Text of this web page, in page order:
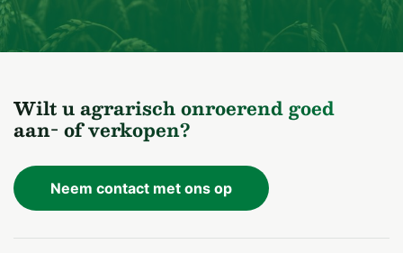
Wilt u agrarisch onroerend goed
aan- of verkopen?
Neem contact met ons op